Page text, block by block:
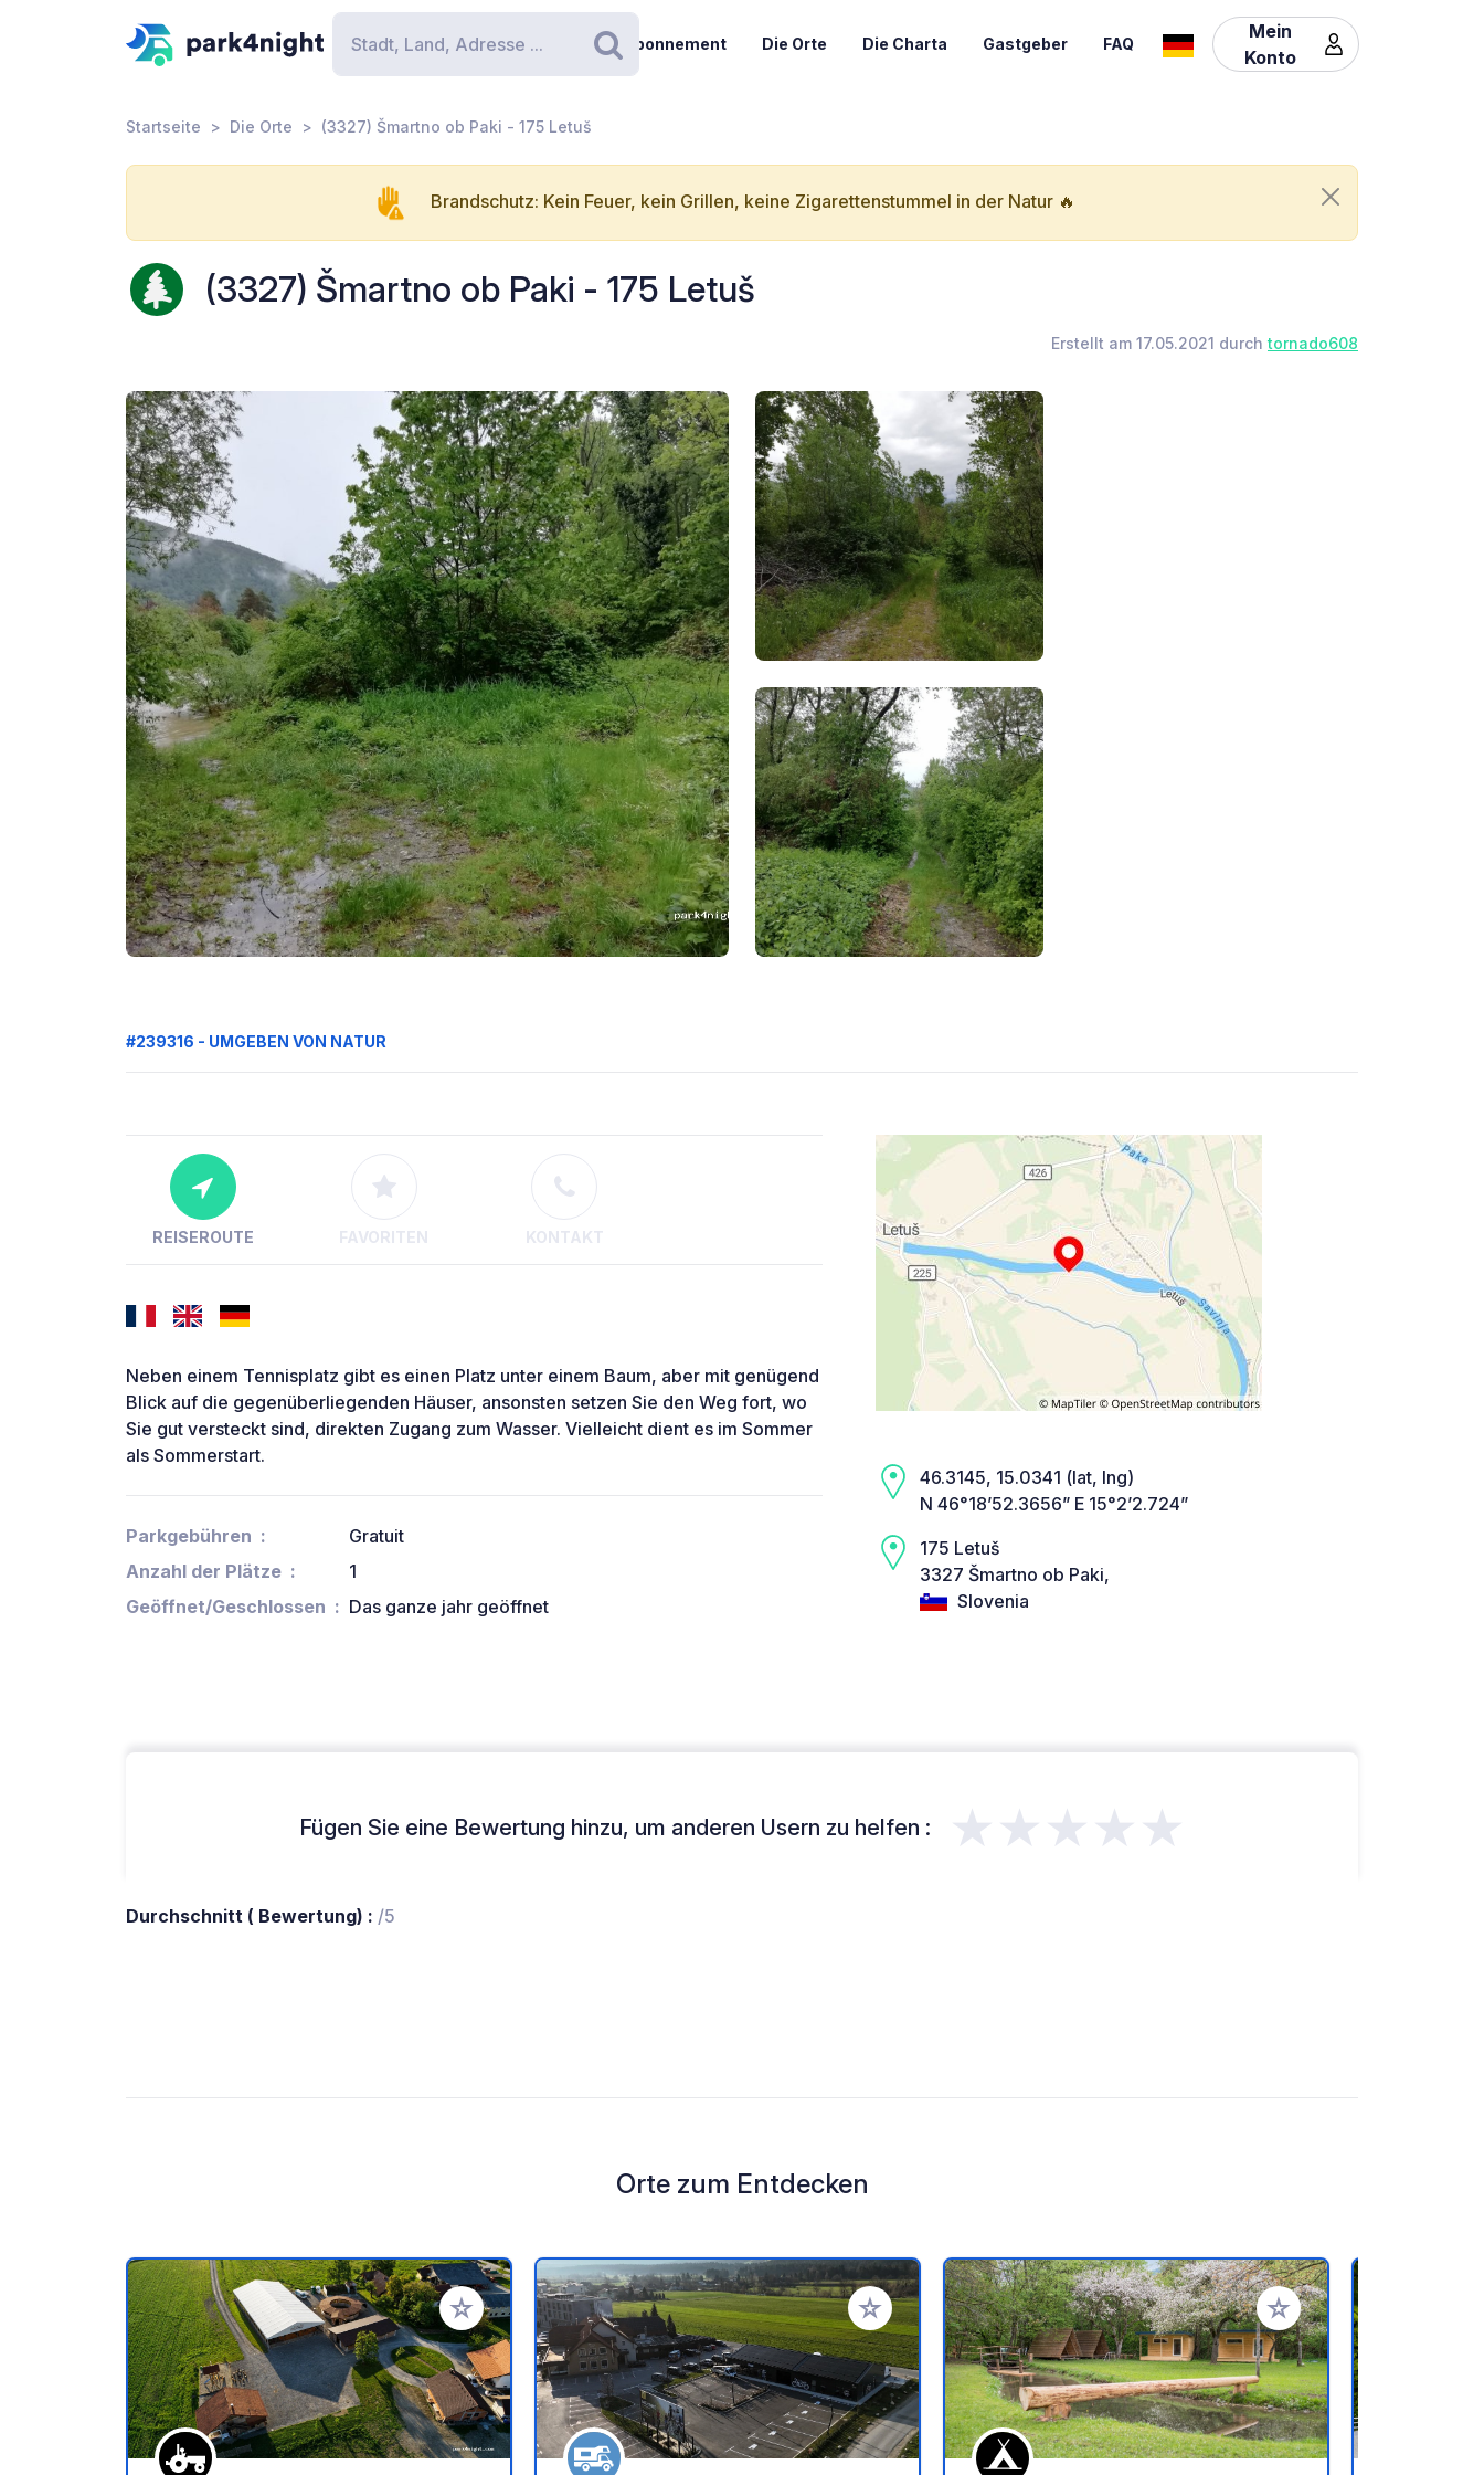
Suchen
Abonnement Die Orte Die Charta Gastgeber FAQ
Mein
Konto
Startseite Die Orte (3327) Šmartno ob Paki - 175 Letuš
Brandschutz: Kein Feuer, kein Grillen, keine Zigarettenstummel in der Natur 🔥
(3327) Šmartno ob Paki - 175 Letuš
Erstellt am 17.05.2021 durchtornado608
#239316 - UMGEBEN VON NATUR
REISEROUTE FAVORITEN KONTAKT
Neben einem Tennisplatz gibt es einen Platz unter einem Baum, aber mit genügend
Blick auf die gegenüberliegenden Häuser, ansonsten setzen Sie den Weg fort, wo
Sie gut versteckt sind, direkten Zugang zum Wasser. Vielleicht dient es im Sommer
als Sommerstart.
Parkgebühren
Gratuit
Anzahl der Plätze
1
Geöffnet/Geschlossen
Das ganze jahr geöffnet
46.3145, 15.0341 (lat, lng)
N 46°18’52.3656” E 15°2’2.724”
175 Letuš
3327 Šmartno ob Paki,
Slovenia
Fügen Sie eine Bewertung hinzu, um anderen Usern zu helfen : ★★★★★
Durchschnitt ( Bewertung) : /5
Orte zum Entdecken
Zu Ihren Favoriten hinzufügen Zu Ihren Favoriten hinzufügen Zu Ihren Favoriten